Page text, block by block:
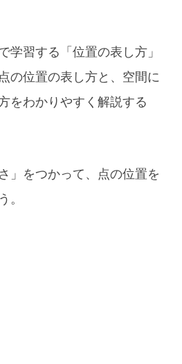
学習する「位置の表し方」
の位置の表し方と、空間に
をわかりやすく解説する
」をつかって、点の位置を
。